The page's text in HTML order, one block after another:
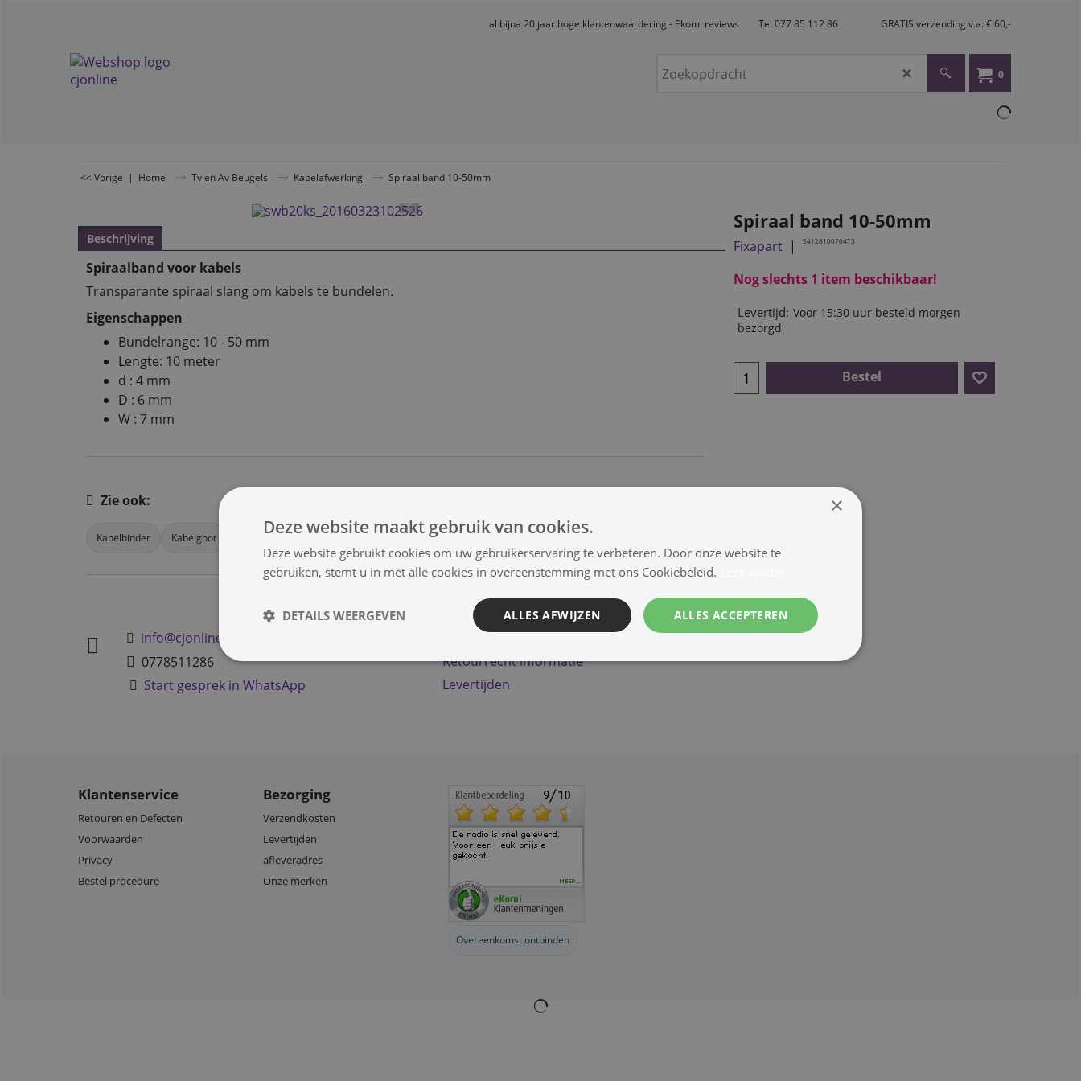
al bijna 20 jaar hoge klantenwaardering - Ekomi reviews Tel 077 85 112 86 GRATIS verzending v.a. € 60,-
0
<< Vorige | Home Tv en Av Beugels Kabelafwerking Spiraal band 10-50mm
Spiraal band 10-50mm
Fixapart 5412810070473
Nog slechts 1 item beschikbaar!
Levertijd: Voor 15:30 uur besteld morgen
bezorgd
Bestel
Beschrijving
Spiraalband voor kabels
Transparante spiraal slang om kabels te bundelen.
Eigenschappen
Bundelrange: 10 - 50 mm
Lengte: 10 meter
d : 4 mm
D : 6 mm
W : 7 mm
Zie ook:
Kabelbinder Kabelgoot Kabelclips Aansluitkabels Tv beugels Antenne
info@cjonline.nl
0778511286
Start gesprek in WhatsApp
Gratis verzending NL vanaf €60,-
Retourrecht informatie
Levertijden
Klantenservice
Retouren en Defecten
Voorwaarden
Privacy
Bestel procedure
Bezorging
Verzendkosten
Levertijden
afleveradres
Onze merken
Overeenkomst ontbinden
×
Deze website maakt gebruik van cookies.
Deze website gebruikt cookies om uw gebruikerservaring te verbeteren. Door onze website te
gebruiken, stemt u in met alle cookies in overeenstemming met ons Cookiebeleid.
ALLES ACCEPTEREN
ALLES AFWIJZEN
DETAILS WEERGEVEN